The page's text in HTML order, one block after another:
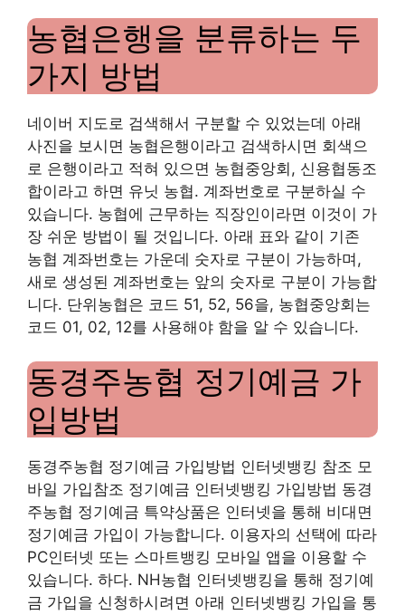
농협은행을 분류하는 두
가지 방법
네이버 지도로 검색해서 구분할 수 있었는데 아래
사진을 보시면 농협은행이라고 검색하시면 회색으
로 은행이라고 적혀 있으면 농협중앙회, 신용협동조
합이라고 하면 유닛 농협. 계좌번호로 구분하실 수
있습니다. 농협에 근무하는 직장인이라면 이것이 가
장 쉬운 방법이 될 것입니다. 아래 표와 같이 기존
농협 계좌번호는 가운데 숫자로 구분이 가능하며,
새로 생성된 계좌번호는 앞의 숫자로 구분이 가능합
니다. 단위농협은 코드 51, 52, 56을, 농협중앙회는
코드 01, 02, 12를 사용해야 함을 알 수 있습니다.
동경주농협 정기예금 가
입방법
동경주농협 정기예금 가입방법 인터넷뱅킹 참조 모
바일 가입참조 정기예금 인터넷뱅킹 가입방법 동경
주농협 정기예금 특약상품은 인터넷을 통해 비대면
정기예금 가입이 가능합니다. 이용자의 선택에 따라
PC인터넷 또는 스마트뱅킹 모바일 앱을 이용할 수
있습니다. 하다. NH농협 인터넷뱅킹을 통해 정기예
금 가입을 신청하시려면 아래 인터넷뱅킹 가입을 통